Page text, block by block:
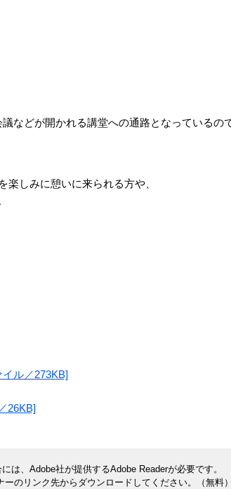
どが開かれる講堂への通路となっているので
しみに憩いに来られる方や、
ル／273KB]
26KB]
は、Adobe社が提供するAdobe Readerが必要です。
のリンク先からダウンロードしてください。（無料）